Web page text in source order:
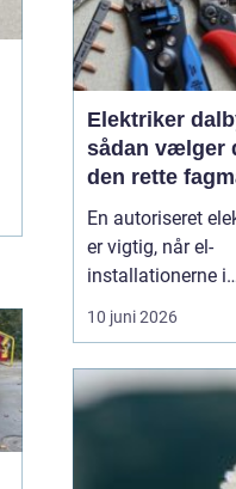
Elektriker
sådan vælger
den rette
til dine el-
En autoriseret
er vigtig, når el-
installationerne i
hjemmet eller
virksomheden
Fejl på el-
ulykker. Mange
10 juni 2026